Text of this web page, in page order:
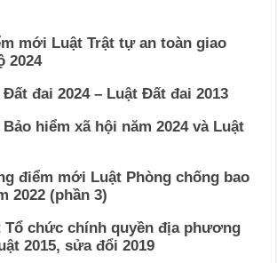
mới Luật Trật tự an toàn giao
2024
đai 2024 – Luật Đất đai 2013
hiểm xã hội năm 2024 và Luật
điểm mới Luật Phòng chống bao
2022 (phần 3)
Tổ chức chính quyền địa phương
2015, sửa đổi 2019